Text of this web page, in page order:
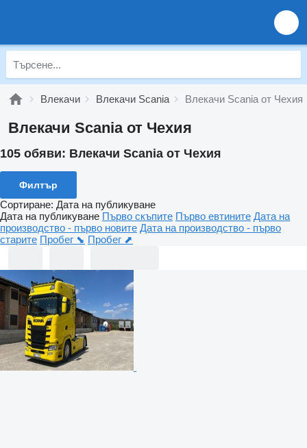
Влекачи Влекачи Scania Влекачи Scania от Чехия
Влекачи Scania от Чехия
105 обяви: Влекачи Scania от Чехия
Филтър
Сортиране: Дата на публикуване
Дата на публикуване Първо скъпите Първо евтините Дата на
производство - първо новите Дата на производство - първо
старите Пробег ⬊ Пробег ⬈